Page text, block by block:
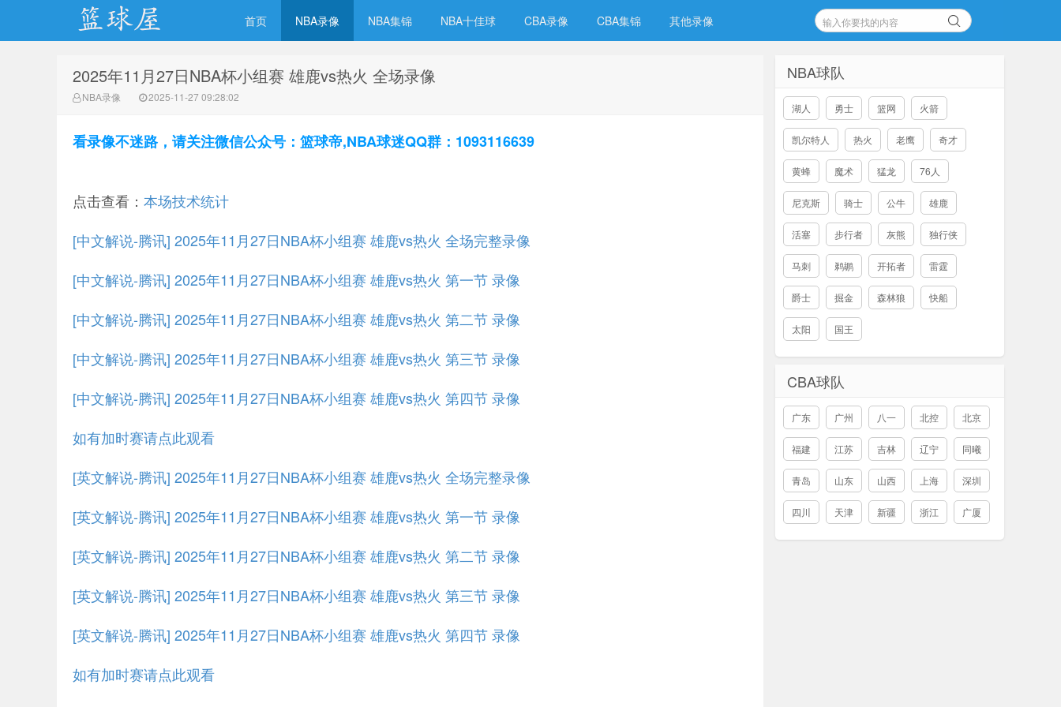
NBA录像吧
首页 NBA录像 NBA集锦 NBA十佳球 CBA录像 CBA集锦 其他录像
2025年11月27日NBA杯小组赛 雄鹿vs热火 全场录像
NBA录像 2025-11-27 09:28:02
看录像不迷路，请关注微信公众号：篮球帝,NBA球迷QQ群：1093116639
点击查看： 本场技术统计
[中文解说-腾讯] 2025年11月27日NBA杯小组赛 雄鹿vs热火 全场完整录像
[中文解说-腾讯] 2025年11月27日NBA杯小组赛 雄鹿vs热火 第一节 录像
[中文解说-腾讯] 2025年11月27日NBA杯小组赛 雄鹿vs热火 第二节 录像
[中文解说-腾讯] 2025年11月27日NBA杯小组赛 雄鹿vs热火 第三节 录像
[中文解说-腾讯] 2025年11月27日NBA杯小组赛 雄鹿vs热火 第四节 录像
如有加时赛请点此观看
[英文解说-腾讯] 2025年11月27日NBA杯小组赛 雄鹿vs热火 全场完整录像
[英文解说-腾讯] 2025年11月27日NBA杯小组赛 雄鹿vs热火 第一节 录像
[英文解说-腾讯] 2025年11月27日NBA杯小组赛 雄鹿vs热火 第二节 录像
[英文解说-腾讯] 2025年11月27日NBA杯小组赛 雄鹿vs热火 第三节 录像
[英文解说-腾讯] 2025年11月27日NBA杯小组赛 雄鹿vs热火 第四节 录像
如有加时赛请点此观看
NBA球队
湖人 勇士 篮网 火箭
凯尔特人 热火 老鹰 奇才
黄蜂 魔术 猛龙 76人
尼克斯 骑士 公牛 雄鹿
活塞 步行者 灰熊 独行侠
马刺 鹈鹕 开拓者 雷霆
爵士 掘金 森林狼 快船
太阳 国王
CBA球队
广东 广州 八一 北控 北京
福建 江苏 吉林 辽宁 同曦
青岛 山东 山西 上海 深圳
四川 天津 新疆 浙江 广厦